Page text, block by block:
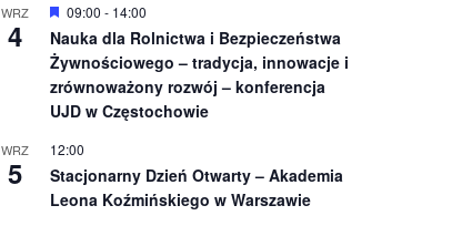
n
e
WRZ
4
W
r
ó
ż
n
i
n
e
09:00 - 14:00
Nauka dla Rolnictwa i Bezpieczeństwa
Żywnościowego – tradycja, innowacje i
zrównoważony rozwój – konferencja
UJD w Częstochowie
WRZ
5
12:00
Stacjonarny Dzień Otwarty – Akademia
Leona Koźmińskiego w Warszawie